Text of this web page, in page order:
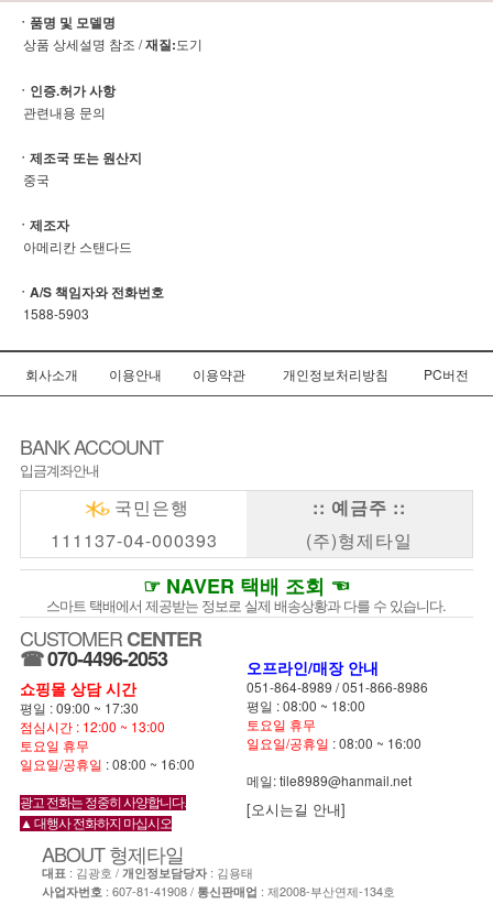
ㆍ품명 및 모델명
상품 상세설명 참조 /재질:도기
ㆍ인증.허가 사항
관련내용 문의
ㆍ제조국 또는 원산지
중국
ㆍ제조자
아메리칸 스탠다드
ㆍA/S 책임자와 전화번호
1588-5903
회사소개 이용안내 이용약관 개인정보처리방침 PC버전
BANK ACCOUNT
입금계좌안내
국민은행
111137-04-000393
:: 예금주 ::
(주)형제타일
☞ NAVER 택배 조회 ☜
스마트 택배에서 제공받는 정보로 실제 배송상황과 다를 수 있습니다.
CUSTOMERCENTER
☎070-4496-2053
쇼핑몰 상담 시간
평일 : 09:00 ~ 17:30
점심시간 : 12:00 ~ 13:00
토요일 휴무
일요일/공휴일 : 08:00 ~ 16:00
광고 전화는 정중히 사양합니다.
▲ 대행사 전화하지 마십시오
오프라인/매장 안내
051-864-8989 /051-866-8986
평일 : 08:00 ~ 18:00
토요일 휴무
일요일/공휴일 : 08:00 ~ 16:00
메일: tile8989@hanmail.net
[오시는길 안내]
ABOUT형제타일
대표 : 김광호 /개인정보담당자 : 김용태
사업자번호 : 607-81-41908 / 통신판매업 : 제2008-부산연제-134호